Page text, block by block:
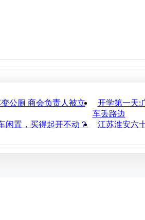
公厕 商会负责人被立
开学第一天:
车丢路边
闲置，买得起开不动？
江苏淮安六